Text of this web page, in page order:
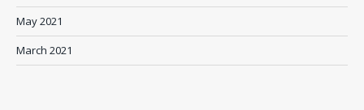
May 2021
March 2021